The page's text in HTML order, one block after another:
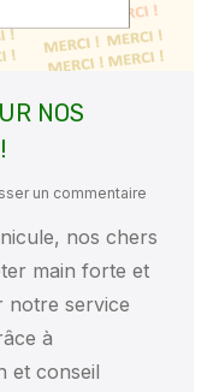
NOS
un commentaire
nos chers
main forte et
notre service
à
et conseil